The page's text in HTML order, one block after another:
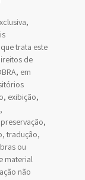
trata este
de
em
exibição,
tradução,
ou
material
não